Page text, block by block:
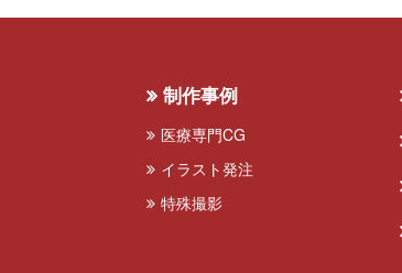
制作事例
医療専門CG
イラスト発注
特殊撮影